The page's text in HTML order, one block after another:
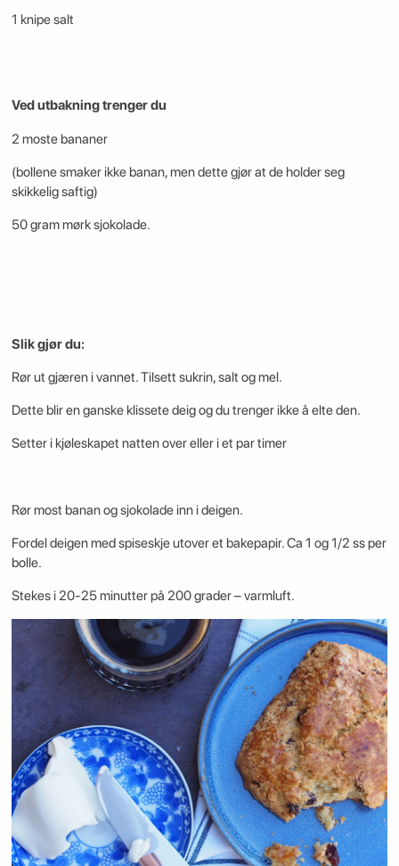
1 knipe salt
Ved utbakning trenger du
2 moste bananer
(bollene smaker ikke banan, men dette gjør at de holder seg
skikkelig saftig)
50 gram mørk sjokolade.
Slik gjør du:
Rør ut gjæren i vannet. Tilsett sukrin, salt og mel.
Dette blir en ganske klissete deig og du trenger ikke å elte den.
Setter i kjøleskapet natten over eller i et par timer
Rør most banan og sjokolade inn i deigen.
Fordel deigen med spiseskje utover et bakepapir. Ca 1 og 1/2 ss per
bolle.
Stekes i 20-25 minutter på 200 grader – varmluft.